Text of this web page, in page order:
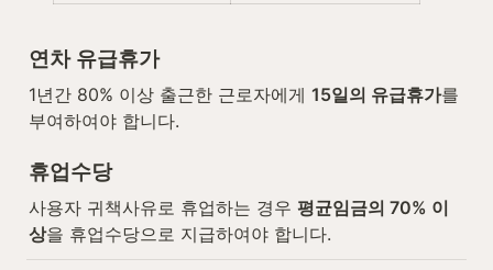
연차 유급휴가
1년간 80% 이상 출근한 근로자에게 15일의 유급휴가를
부여하여야 합니다.
휴업수당
사용자 귀책사유로 휴업하는 경우 평균임금의 70% 이
상을 휴업수당으로 지급하여야 합니다.